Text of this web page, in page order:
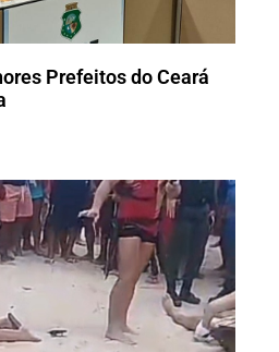
Prefeitos do Ceará